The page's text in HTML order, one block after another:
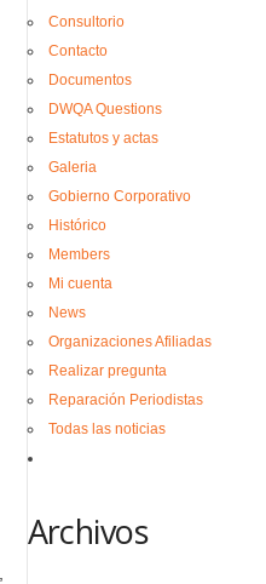
Consultorio
Contacto
Documentos
DWQA Questions
Estatutos y actas
Galeria
Gobierno Corporativo
Histórico
Members
Mi cuenta
News
Organizaciones Afiliadas
Realizar pregunta
Reparación Periodistas
Todas las noticias
Archivos